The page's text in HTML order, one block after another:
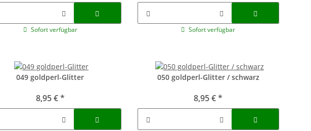
Sofort verfügbar Sofort verfügbar
049 goldperl-Glitter
8,95 €*
050 goldperl-Glitter / schwarz
8,95 €*